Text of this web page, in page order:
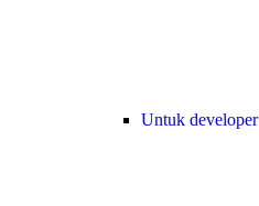
Untuk developer